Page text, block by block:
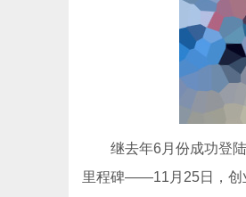
继去年6月份成功登
里程碑——11月25日，创